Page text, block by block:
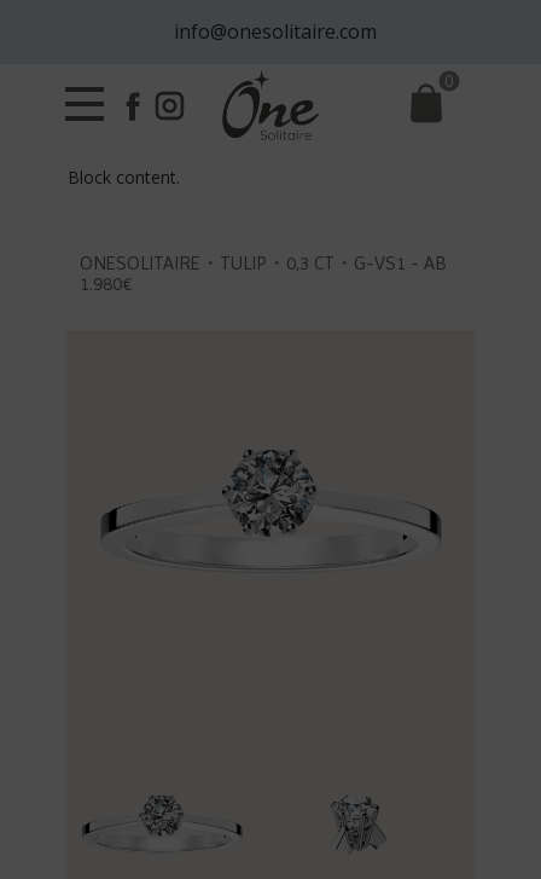
info@onesolitaire.com
0
Block content.
ONESOLITAIRE・TULIP・0,3 CT・G-VS1 - AB
1.980€